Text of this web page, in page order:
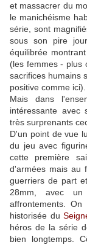
et massacrer du
le manichéisme
série, sont
sous son pire
équilibrée
(les femmes - plus
sacrifices humains
positive comme ici).
Mais dans
intéressante avec
très surprenants
D'un point de vue
du jeu avec
cette première
d'armées mais au
guerriers de part
28mm, avec
affrontements.
historisée du
héros de la série
bien longtemps.